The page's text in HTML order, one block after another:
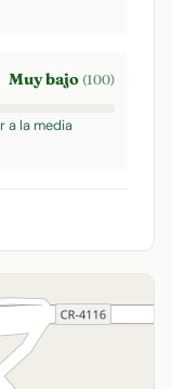
Muy bajo (100)
a la media